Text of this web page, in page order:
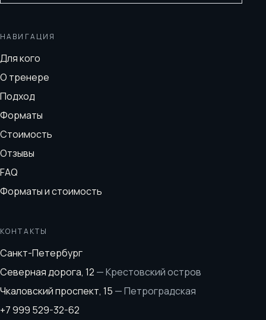
НАВИГАЦИЯ
Для кого
О тренере
Подход
Форматы
Стоимость
Отзывы
FAQ
Форматы и стоимость
КОНТАКТЫ
Санкт-Петербург
Северная дорога, 12 —Крестовский остров
Чкаловский проспект, 15 —Петроградская
+7 999 529-32-62